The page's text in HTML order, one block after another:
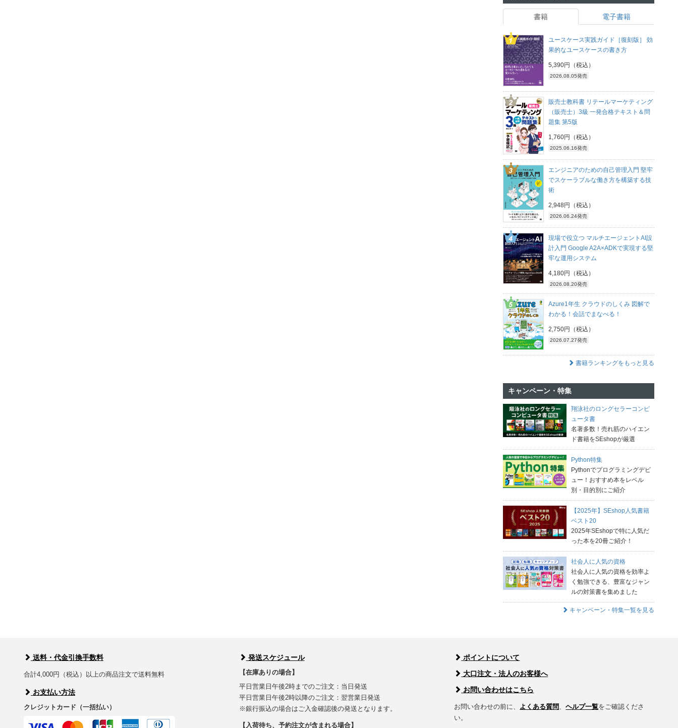
書籍 電子書籍
ユースケース実践ガイド［復刻版］ 効
果的なユースケースの書き方
5,390円（税込）
2026.08.05発売
販売士教科書 リテールマーケティング
（販売士）3級 一発合格テキスト＆問
題集 第5版
1,760円（税込）
2025.06.16発売
エンジニアのための自己管理入門 堅牢
でスケーラブルな働き方を構築する技
術
2,948円（税込）
2026.06.24発売
現場で役立つ マルチエージェントAI設
計入門 Google A2A×ADKで実現する堅
牢な運用システム
4,180円（税込）
2026.08.20発売
Azure1年生 クラウドのしくみ 図解で
わかる！会話でまなべる！
2,750円（税込）
2026.07.27発売
書籍ランキングをもっと見る
キャンペーン・特集
翔泳社のロングセラーコンピ
ュータ書
名著多数！売れ筋のハイエン
ド書籍をSEshopが厳選
Python特集
Pythonでプログラミングデビ
ュー！おすすめ本をレベル
別・目的別にご紹介
【2025年】SEshop人気書籍
ベスト20
2025年SEshopで特に人気だ
った本を20冊ご紹介！
社会人に人気の資格
社会人に人気の資格を効率よ
く勉強できる、豊富なジャン
ルの対策書を集めました
キャンペーン・特集一覧を見る
送料・代金引換手数料
合計4,000円（税込）以上の商品注文で送料無料
お支払い方法
クレジットカード（一括払い）
発送スケジュール
【在庫ありの場合】
平日営業日午後2時までのご注文：当日発送
平日営業日午後2時以降のご注文：翌営業日発送
※銀行振込の場合はご入金確認後の発送となります。
【入荷待ち、予約注文が含まれる場合】
ポイントについて
大口注文・法人のお客様へ
お問い合わせはこちら
お問い合わせの前に、 よくある質問、ヘルプ一覧をご確認くださ
い。